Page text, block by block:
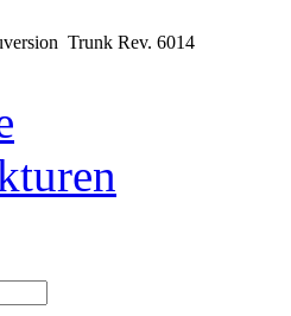
Trunk Rev. 6014